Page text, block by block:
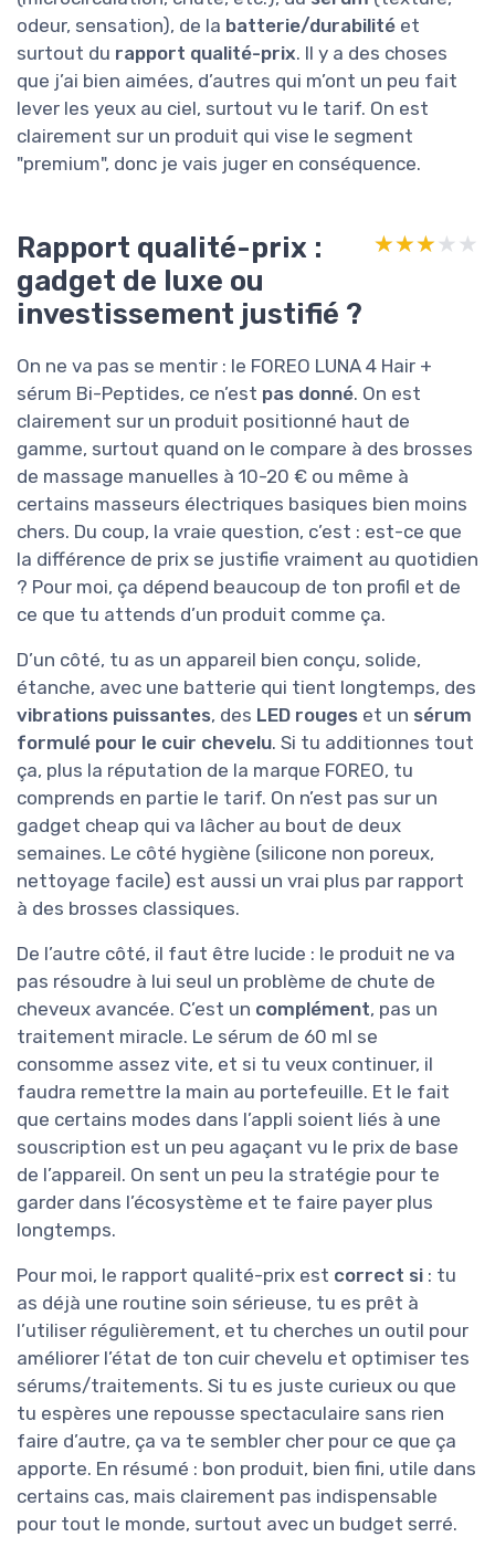
odeur, sensation), de la batterie/durabilité et
surtout du rapport qualité-prix. Il y a des choses
que j’ai bien aimées, d’autres qui m’ont un peu fait
lever les yeux au ciel, surtout vu le tarif. On est
clairement sur un produit qui vise le segment
"premium", donc je vais juger en conséquence.
Rapport qualité-prix :
gadget de luxe ou
investissement justifié ?
★★★★★
★★★★★
On ne va pas se mentir : le FOREO LUNA 4 Hair +
sérum Bi-Peptides, ce n’est pas donné. On est
clairement sur un produit positionné haut de
gamme, surtout quand on le compare à des brosses
de massage manuelles à 10-20 € ou même à
certains masseurs électriques basiques bien moins
chers. Du coup, la vraie question, c’est : est-ce que
la différence de prix se justifie vraiment au quotidien
? Pour moi, ça dépend beaucoup de ton profil et de
ce que tu attends d’un produit comme ça.
D’un côté, tu as un appareil bien conçu, solide,
étanche, avec une batterie qui tient longtemps, des
vibrations puissantes, des LED rouges et un sérum
formulé pour le cuir chevelu. Si tu additionnes tout
ça, plus la réputation de la marque FOREO, tu
comprends en partie le tarif. On n’est pas sur un
gadget cheap qui va lâcher au bout de deux
semaines. Le côté hygiène (silicone non poreux,
nettoyage facile) est aussi un vrai plus par rapport
à des brosses classiques.
De l’autre côté, il faut être lucide : le produit ne va
pas résoudre à lui seul un problème de chute de
cheveux avancée. C’est un complément, pas un
traitement miracle. Le sérum de 60 ml se
consomme assez vite, et si tu veux continuer, il
faudra remettre la main au portefeuille. Et le fait
que certains modes dans l’appli soient liés à une
souscription est un peu agaçant vu le prix de base
de l’appareil. On sent un peu la stratégie pour te
garder dans l’écosystème et te faire payer plus
longtemps.
Pour moi, le rapport qualité-prix est correct si : tu
as déjà une routine soin sérieuse, tu es prêt à
l’utiliser régulièrement, et tu cherches un outil pour
améliorer l’état de ton cuir chevelu et optimiser tes
sérums/traitements. Si tu es juste curieux ou que
tu espères une repousse spectaculaire sans rien
faire d’autre, ça va te sembler cher pour ce que ça
apporte. En résumé : bon produit, bien fini, utile dans
certains cas, mais clairement pas indispensable
pour tout le monde, surtout avec un budget serré.